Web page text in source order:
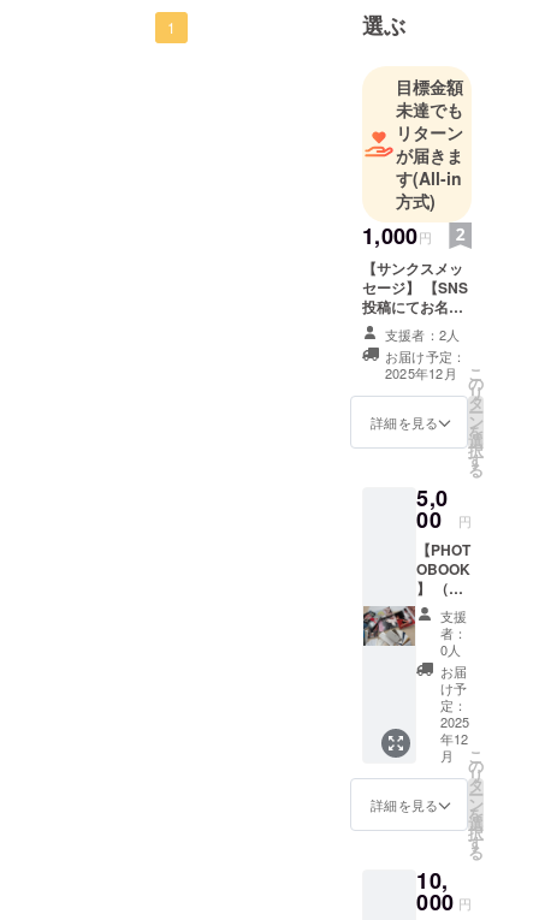
1
選ぶ
目標金額
未達でも
リターン
が届きま
す(All-in
方式)
1,000円
【サンクスメッ
セージ】 【SNS
投稿にてお名前
掲載（希望
者）】 ・掲載期
間：プロジェク
ト終了後の初回
投稿から無期限
・注意事項：支
ご記入ください
支援者：2人
お届け予定：
2025年12月
詳細を見る
こ
の
リ
タ
ー
ン
を
選
択
す
る
5,0
00 円
【PHOT
OBOOK
】 （展
示会へ
選定さ
れな
かった
作品を
含む）
※後日郵
送とな
る為、
住所・
氏名・
電話番
号を頂
す。
支援
者：
0人
お届
け予
定：
2025
年12
月
詳細を見る
こ
の
リ
タ
ー
ン
を
選
択
す
る
10,
000 円